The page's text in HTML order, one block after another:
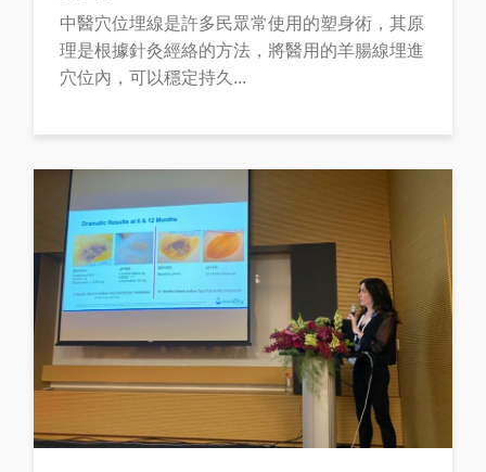
中醫穴位埋線是許多民眾常使用的塑身術，其原
理是根據針灸經絡的方法，將醫用的羊腸線埋進
穴位內，可以穩定持久...